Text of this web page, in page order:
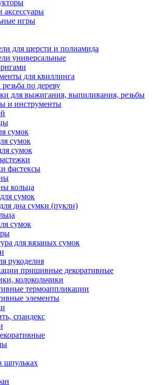
аксессуары
игры
для шерсти и полиамида
универсальные
для квиллинга
по дереву
для выжигания, выпиливания, резьбы
и инструменты
сумок
сумок
сумок
фастексы
кольца
сумок
дна сумки (пукли)
сумок
для вязаных сумок
рукоделия
пришивные декоративные
колокольчики
термоаппликации
элементы
спандекс
шпульках